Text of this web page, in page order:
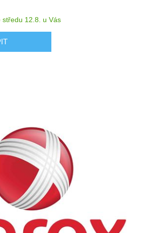
středu 12.8. u Vás